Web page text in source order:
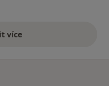
víceuvedené názory